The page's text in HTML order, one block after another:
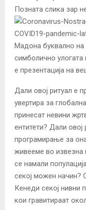
Позната слика зар
Мадона буквално на
симболично улогата
е презентација на
Дали овој ритуал е
увертира за
принесат невини
ентитети? Дали
програмирање за
живееме во
се намали
секој можен начин?
Кенеди секој нивни
кои гравитираат